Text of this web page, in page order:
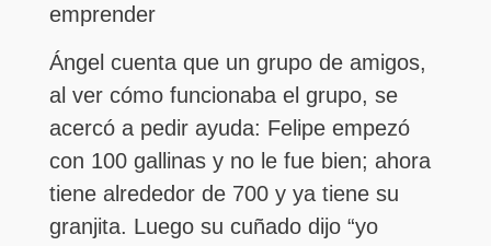
emprender
Ángel cuenta que un grupo de amigos,
al ver cómo funcionaba el grupo, se
acercó a pedir ayuda: Felipe empezó
con 100 gallinas y no le fue bien; ahora
tiene alrededor de 700 y ya tiene su
granjita. Luego su cuñado dijo “yo